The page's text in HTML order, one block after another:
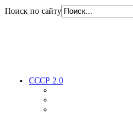
Поиск по сайту
СССР 2.0